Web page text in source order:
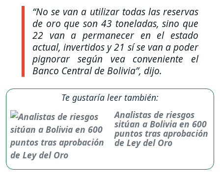
“No se van a utilizar todas las reservas
de oro que son 43 toneladas, sino que
22 van a permanecer en el estado
actual, invertidos y 21 sí se van a poder
pignorar según vea conveniente el
Banco Central de Bolivia”, dijo.
Te gustaría leer también:
Analistas de riesgos
sitúan a Bolivia en 600
puntos tras aprobación
de Ley del Oro